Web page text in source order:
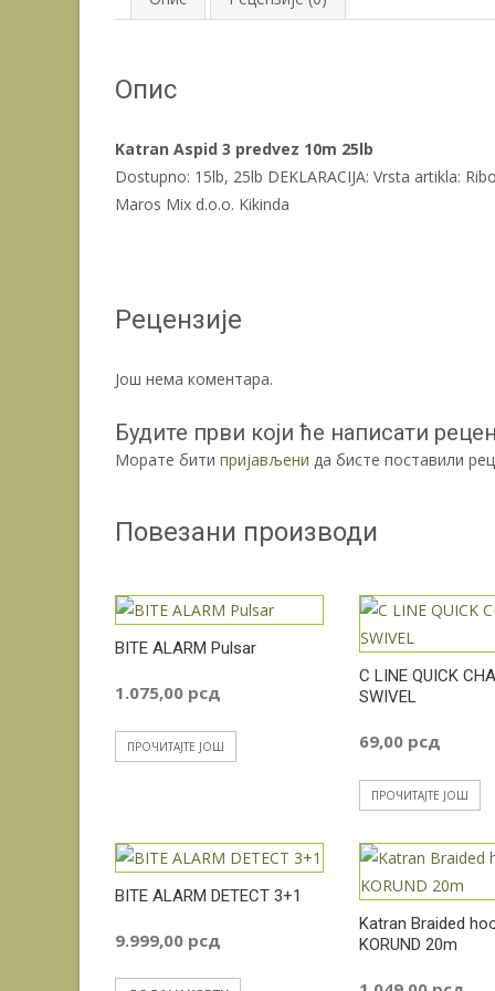
Опис
Katran Aspid 3 predvez 10m 25lb
Dostupno: 15lb, 25lb DEKLARACIJA: Vrsta artikla:
Maros Mix d.o.o. Kikinda
Рецензије
Још нема коментара.
Будите први који ће написати
Морате бити пријављени да бисте поставили
Повезани производи
BITE ALARM Pulsar
1.075,00 рсд
ПРОЧИТАЈТЕ ЈОШ
C LINE QUICK
SWIVEL
69,00 рсд
ПРОЧИТАЈТЕ ЈОШ
BITE ALARM DETECT 3+1
9.999,00 рсд
Katran Braided
KORUND 20m